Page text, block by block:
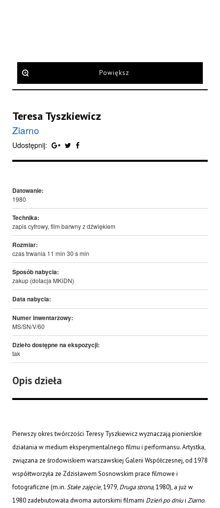
Powiększ
Teresa Tyszkiewicz
Ziarno
Udostępnij:
Datowanie:
1980
Technika:
zapis cyfrowy, film barwny z dźwiękiem
Rozmiar:
czas trwania 11 min 30 s min
Sposób nabycia:
zakup (dotacja MKiDN)
Data nabycia:
Numer inwentarzowy:
MS/SN/V/60
Dzieło dostępne na ekspozycji:
tak
Opis dzieła
Pierwszy okres twórczości Teresy Tyszkiewicz wyznaczają pionierskie
działania w medium eksperymentalnego filmu i performansu. Artystka,
związana ze środowiskiem warszawskiej Galerii Współczesnej, od 1978
współtworzyła ze Zdzisławem Sosnowskim prace filmowe i
fotograficzne (m.in.Stałe zajęcie, 1979, Druga strona, 1980), a już w
1980 zadebiutowała dwoma autorskimi filmami Dzień po dniui Ziarno.